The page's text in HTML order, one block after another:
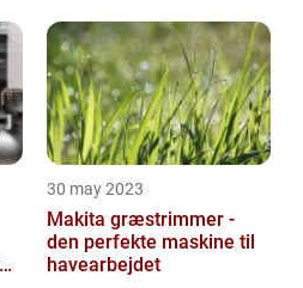
30 may 2023
Makita græstrimmer -
den perfekte maskine til
havearbejdet